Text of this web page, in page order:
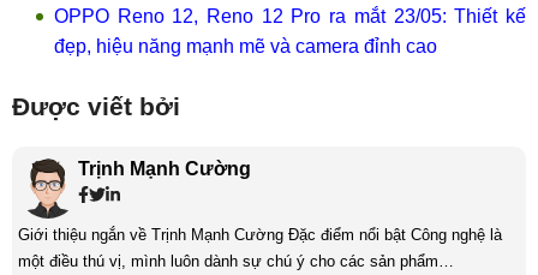
OPPO Reno 12, Reno 12 Pro ra mắt 23/05: Thiết kế
đẹp, hiệu năng mạnh mẽ và camera đỉnh cao
Được viết bởi
Trịnh Mạnh Cường
Giới thiệu ngắn về Trịnh Mạnh Cường Đặc điểm nổi bật Công nghệ là
một điều thú vị, mình luôn dành sự chú ý cho các sản phẩm